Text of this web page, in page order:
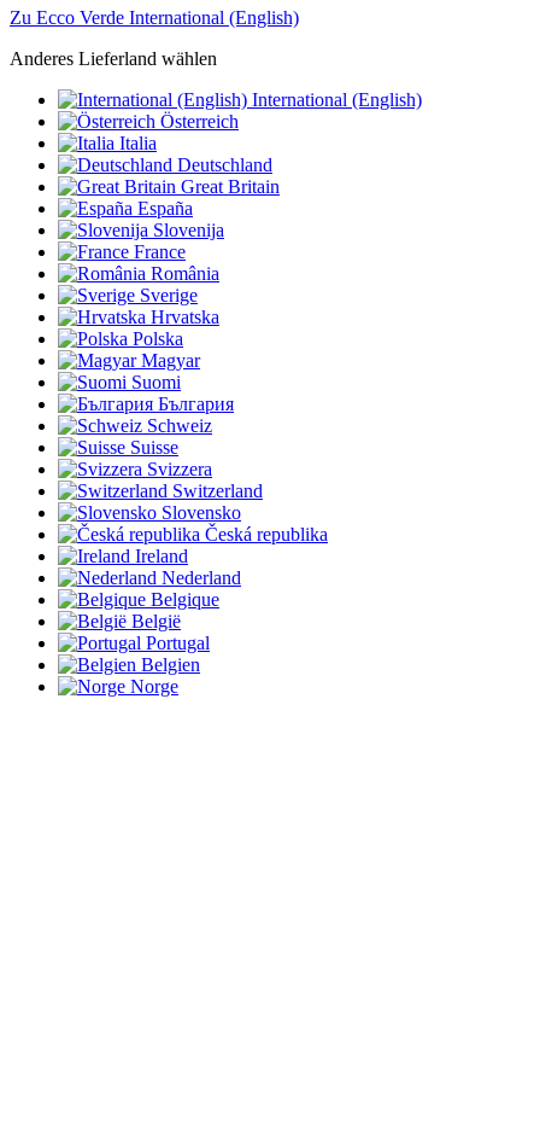
Zu Ecco Verde International (English)
Anderes Lieferland wählen
International (English)
Österreich
Italia
Deutschland
Great Britain
España
Slovenija
France
România
Sverige
Hrvatska
Polska
Magyar
Suomi
България
Schweiz
Suisse
Svizzera
Switzerland
Slovensko
Česká republika
Ireland
Nederland
Belgique
België
Portugal
Belgien
Norge